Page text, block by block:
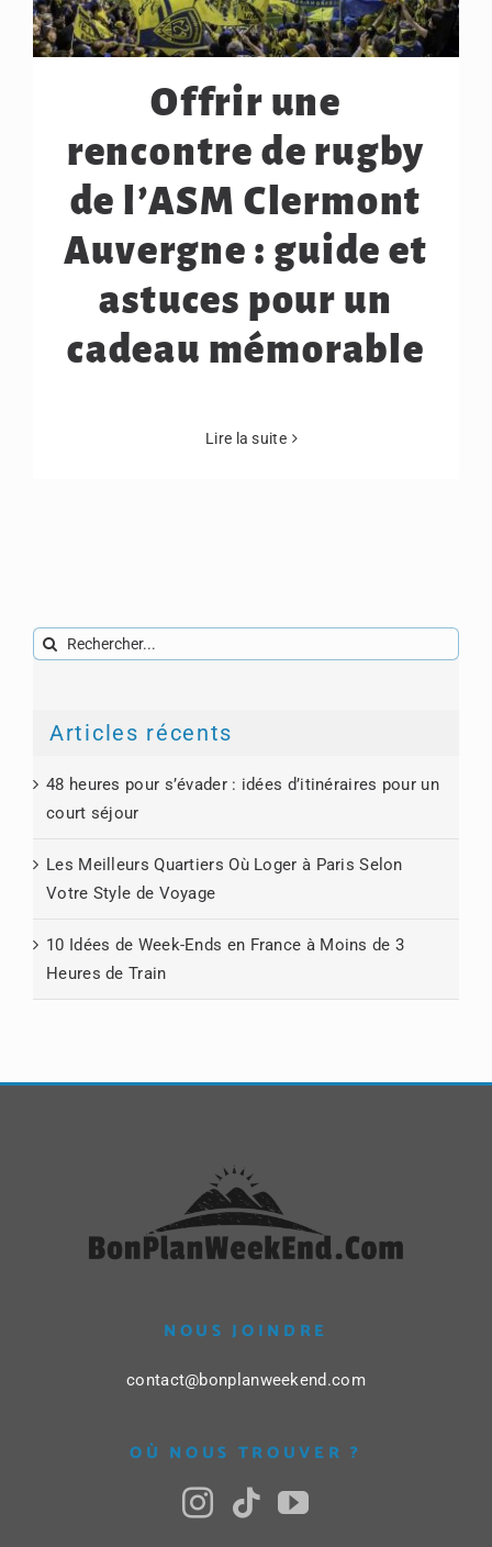
Offrir une
rencontre de rugby
de l’ASM Clermont
Auvergne : guide et
astuces pour un
cadeau mémorable
Lire la suite
Rechercher:
Articles récents
48 heures pour s’évader : idées d’itinéraires pour un
court séjour
Les Meilleurs Quartiers Où Loger à Paris Selon
Votre Style de Voyage
10 Idées de Week-Ends en France à Moins de 3
Heures de Train
NOUS JOINDRE
contact@bonplanweekend.com
OÙ NOUS TROUVER ?